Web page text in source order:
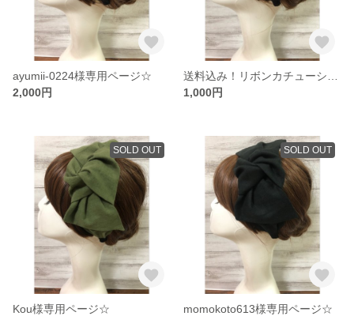
ayumii-0224様専用ページ☆
2,000円
1,000円
SOLD OUT
Kou様専用ページ☆
SOLD OUT
momokoto613様専用ページ☆